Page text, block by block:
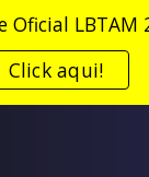
Click aqui!